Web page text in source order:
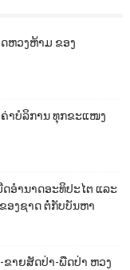
ຫວງຫ້າມ ຂອງ
າບໍລິການ ທຸກຂະແໜງ
ອຳນາດອະທິປະໄຕ ແລະ
ອງຊາດ ຕໍ່ກັບບັນຫາ
ຂາຍສັດປ່າ-ພືດປ່າ ຫວງ